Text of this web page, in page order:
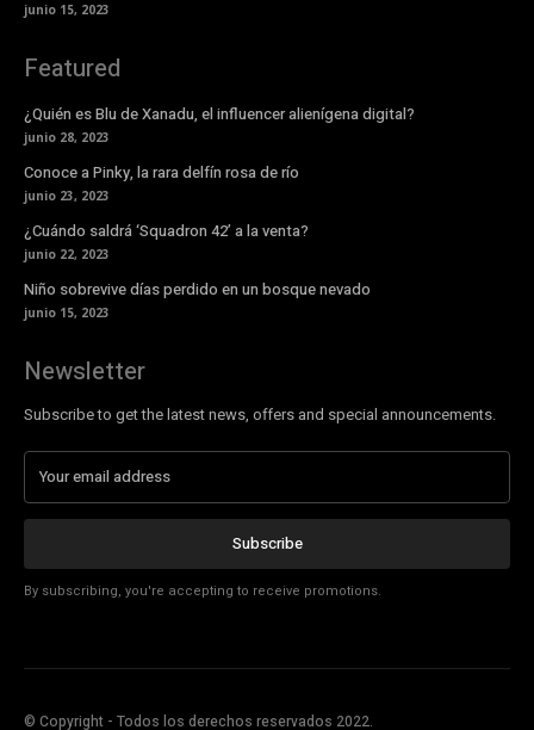
junio 15, 2023
Featured
¿Quién es Blu de Xanadu, el influencer alienígena digital?
junio 28, 2023
Conoce a Pinky, la rara delfín rosa de río
junio 23, 2023
¿Cuándo saldrá ‘Squadron 42’ a la venta?
junio 22, 2023
Niño sobrevive días perdido en un bosque nevado
junio 15, 2023
Newsletter
Subscribe to get the latest news, offers and special announcements.
Subscribe
By subscribing, you're accepting to receive promotions.
© Copyright - Todos los derechos reservados 2022.